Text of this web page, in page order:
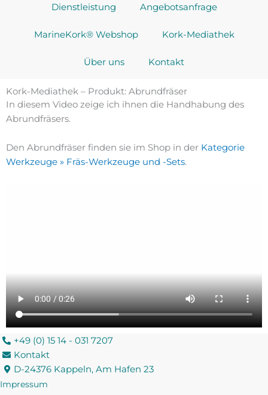
Dienstleistung Angebotsanfrage
MarineKork® Webshop Kork-Mediathek
Über uns Kontakt
Kork-Mediathek – Produkt: Abrundfräser
In diesem Video zeige ich ihnen die Handhabung des
Abrundfräsers.
Den Abrundfräser finden sie im Shop in der Kategorie
Werkzeuge » Fräs-Werkzeuge und -Sets.
+49 (0) 15 14 - 031 7207
Kontakt
D-24376 Kappeln, Am Hafen 23
Impressum